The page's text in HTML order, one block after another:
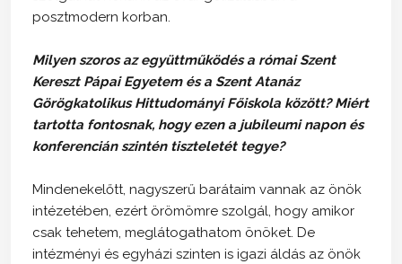
posztmodern korban.
Milyen szoros az együttműködés a római Szent
Kereszt Pápai Egyetem és a Szent Atanáz
Görögkatolikus Hittudományi Főiskola között? Miért
tartotta fontosnak, hogy ezen a jubileumi napon és
konferencián szintén tiszteletét tegye?
Mindenekelőtt, nagyszerű barátaim vannak az önök
intézetében, ezért örömömre szolgál, hogy amikor
csak tehetem, meglátogathatom önöket. De
intézményi és egyházi szinten is igazi áldás az önök